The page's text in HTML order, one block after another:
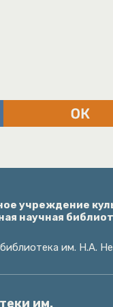
учреждение
научная
им. Н.А.
им.